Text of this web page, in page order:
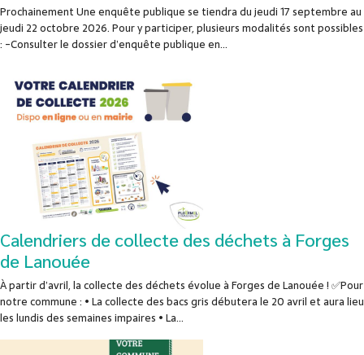
Prochainement Une enquête publique se tiendra du jeudi 17 septembre au
jeudi 22 octobre 2026. Pour y participer, plusieurs modalités sont possibles
: -Consulter le dossier d’enquête publique en...
Calendriers de collecte des déchets à Forges
de Lanouée
À partir d’avril, la collecte des déchets évolue à Forges de Lanouée ! ✅Pour
notre commune : • La collecte des bacs gris débutera le 20 avril et aura lieu
les lundis des semaines impaires • La...